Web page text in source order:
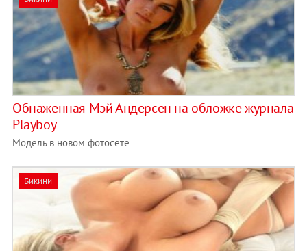
Обнаженная Мэй Андерсен на обложке журнала
Playboy
Модель в новом фотосете
Бикини